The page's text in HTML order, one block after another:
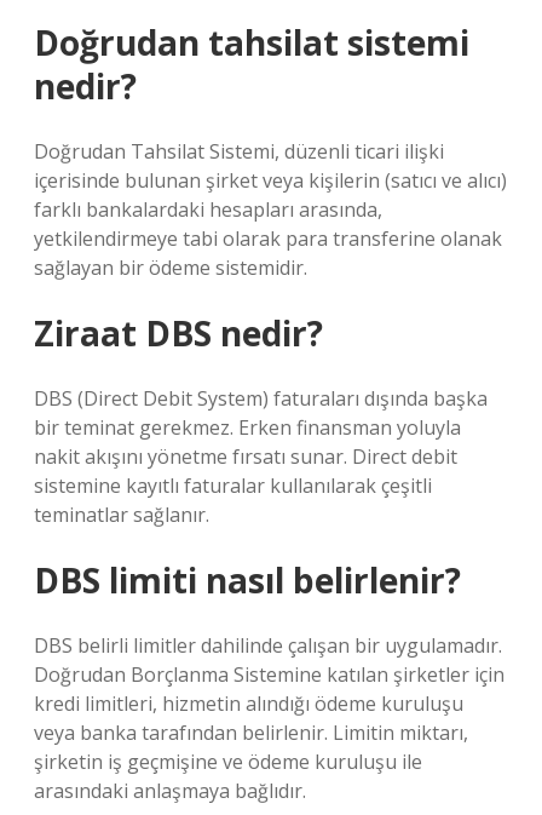
Doğrudan tahsilat sistemi
nedir?
Doğrudan Tahsilat Sistemi, düzenli ticari ilişki
içerisinde bulunan şirket veya kişilerin (satıcı ve alıcı)
farklı bankalardaki hesapları arasında,
yetkilendirmeye tabi olarak para transferine olanak
sağlayan bir ödeme sistemidir.
Ziraat DBS nedir?
DBS (Direct Debit System) faturaları dışında başka
bir teminat gerekmez. Erken finansman yoluyla
nakit akışını yönetme fırsatı sunar. Direct debit
sistemine kayıtlı faturalar kullanılarak çeşitli
teminatlar sağlanır.
DBS limiti nasıl belirlenir?
DBS belirli limitler dahilinde çalışan bir uygulamadır.
Doğrudan Borçlanma Sistemine katılan şirketler için
kredi limitleri, hizmetin alındığı ödeme kuruluşu
veya banka tarafından belirlenir. Limitin miktarı,
şirketin iş geçmişine ve ödeme kuruluşu ile
arasındaki anlaşmaya bağlıdır.